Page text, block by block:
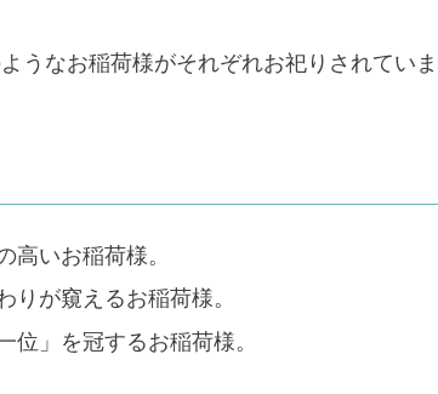
うなお稲荷様がそれぞれお祀りされていま
高いお稲荷様。
りが窺えるお稲荷様。
位」を冠するお稲荷様。